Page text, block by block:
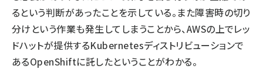
るという判断があったことを示している。また障害時の切り
分けという作業も発生してしまうことから、AWSの上でレッ
ドハットが提供するKubernetesディストリビューションで
あるOpenShiftに託したということがわかる。